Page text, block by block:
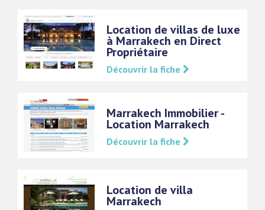
Location de villas de luxe
à Marrakech en Direct
Propriétaire
Découvrir la fiche
Marrakech Immobilier -
Location Marrakech
Découvrir la fiche
Location de villa
Marrakech